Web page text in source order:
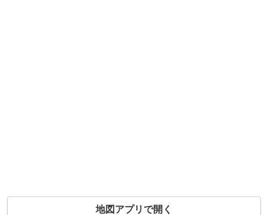
地図アプリで開く